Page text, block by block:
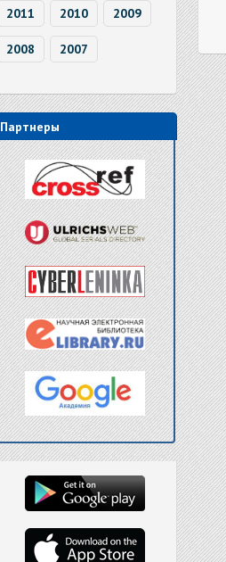
2011 2010 2009
2008 2007
Партнеры